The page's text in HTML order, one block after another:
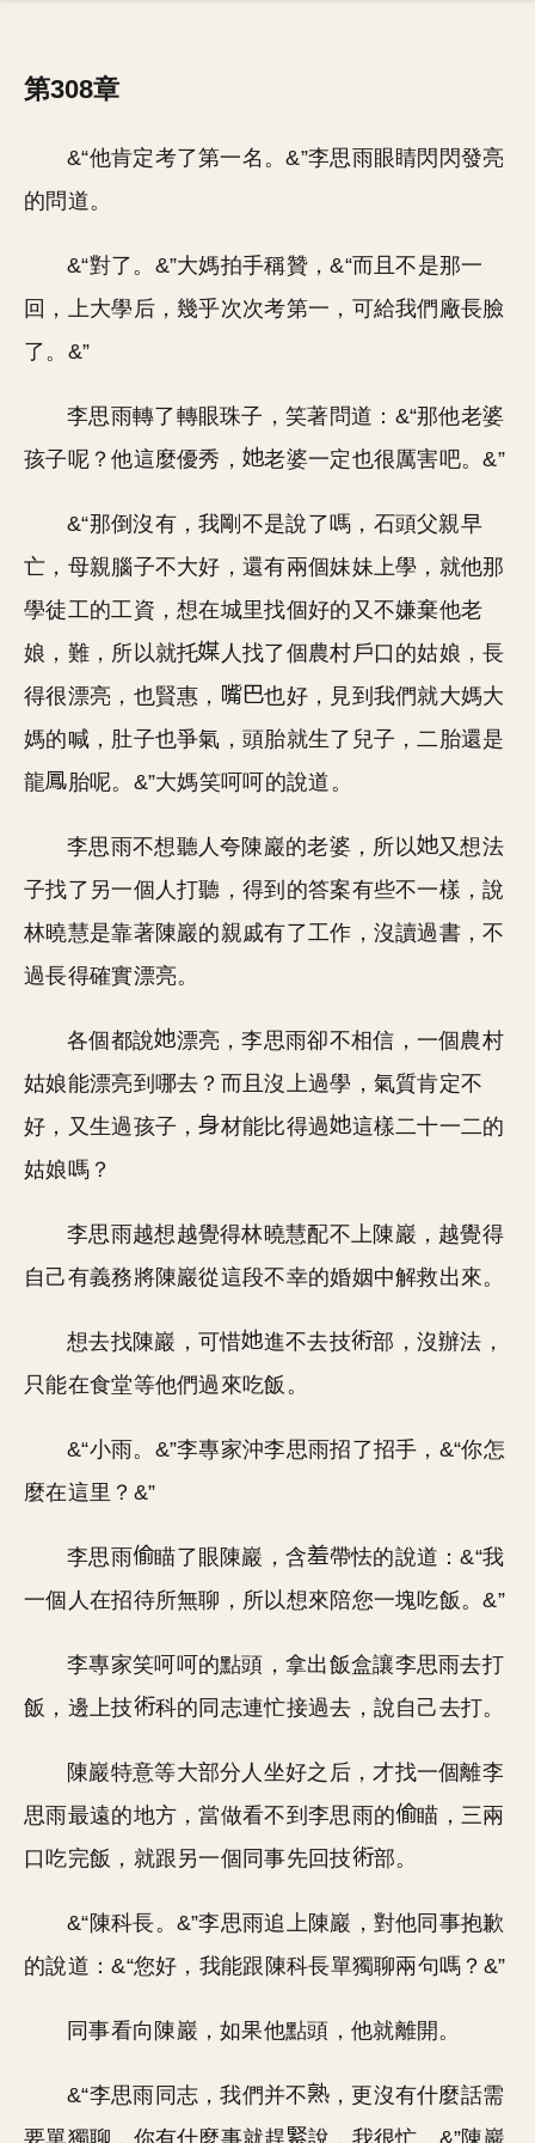
第308章
&“他肯定考了第一名。&”李思雨眼睛閃閃發亮
的問道。
&“對了。&”大媽拍手稱贊，&“而且不是那一
回，上大學后，幾乎次次考第一，可給我們廠長臉
了。&”
李思雨轉了轉眼珠子，笑著問道：&“那他老婆
孩子呢？他這麼優秀，
老婆一定也很厲害吧。&”
&“那倒沒有，我剛不是說了嗎，石頭父親早
亡，母親腦子不大好，還有兩個妹妹上學，就他那
學徒工的工資，想在城里找個好的又不嫌棄他老
娘，難，所以就托
人找了個農村戶口的姑娘，長
得很漂亮，也賢惠，
也好，見到我們就大媽大
媽的喊，肚子也爭氣，頭胎就生了兒子，二胎還是
龍
胎呢。&”大媽笑呵呵的說道。
李思雨不想聽人夸陳巖的老婆，所以
又想法
子找了另一個人打聽，得到的答案有些不一樣，說
林曉慧是靠著陳巖的親戚有了工作，沒讀過書，不
過長得確實漂亮。
各個都說
漂亮，李思雨卻不相信，一個農村
姑娘能漂亮到哪去？而且沒上過學，氣質肯定不
好，又生過孩子，
材能比得過
這樣二十一二的
姑娘嗎？
李思雨越想越覺得林曉慧配不上陳巖，越覺得
自己有義務將陳巖從這段不幸的婚姻中解救出來。
想去找陳巖，可惜 進不去技
部，沒辦法，
只能在食堂等他們過來吃飯。
&“小雨。&”李專家沖李思雨招了招手，&“你怎
麼在這里？&”
李思雨 瞄了眼陳巖，含
帶怯的說道：&“我
一個人在招待所無聊，所以想來陪您一塊吃飯。&”
李專家笑呵呵的點頭，拿出飯盒讓李思雨去打
飯，邊上技
科的同志連忙接過去，說自己去打。
陳巖特意等大部分人坐好之后，才找一個離李
思雨最遠的地方，當做看不到李思雨的
瞄，三兩
口吃完飯，就跟另一個同事先回技
部。
&“陳科長。&”李思雨追上陳巖，對他同事抱歉
的說道：&“您好，我能跟陳科長單獨聊兩句嗎？&”
同事看向陳巖，如果他點頭，他就離開。
&“李思雨同志，我們并不
，更沒有什麼話需
要單獨聊，你有什麼事就趕
說，我很忙。&”陳巖